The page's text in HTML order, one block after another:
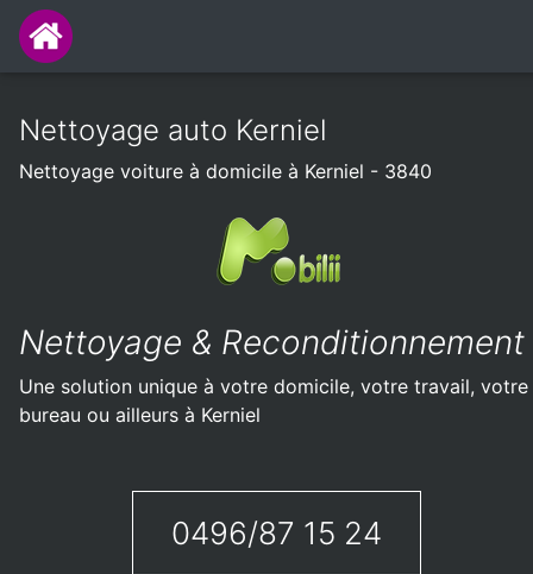
Nettoyage auto Kerniel
Nettoyage voiture à domicile à Kerniel - 3840
Nettoyage & Reconditionnement
Une solution unique à votre domicile, votre travail, votre
bureau ou ailleurs à Kerniel
0496/87 15 24